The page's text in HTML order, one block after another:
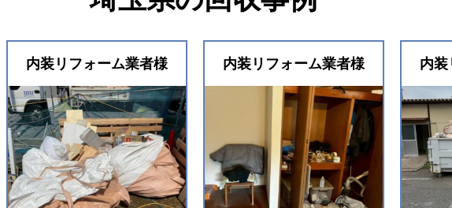
内装リフォーム業者様 内装リフォーム業者様 内装